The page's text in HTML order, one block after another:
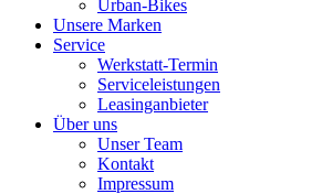
Urban-Bikes
Unsere Marken
Service
Werkstatt-Termin
Serviceleistungen
Leasinganbieter
Über uns
Unser Team
Kontakt
Impressum